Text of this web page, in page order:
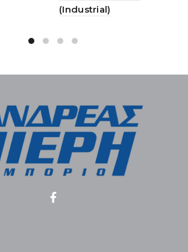
(Industrial)